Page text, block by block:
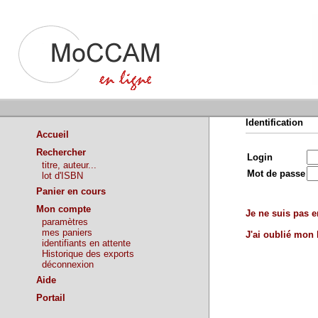
Accueil
Rechercher
titre, auteur...
lot d'ISBN
Panier en cours
Mon compte
paramètres
mes paniers
identifiants en attente
Historique des exports
déconnexion
Aide
Portail
Identification
Login
Mot de passe
Je ne suis pas
J'ai oublié mon